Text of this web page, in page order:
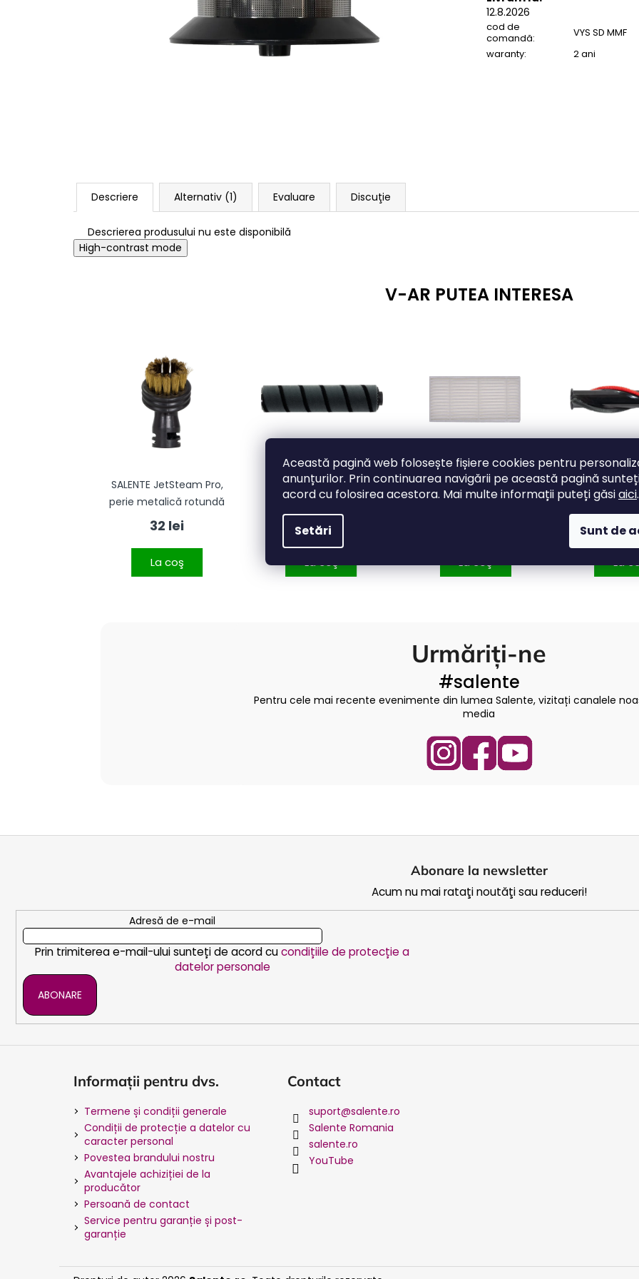
Această pagină web folosește fișiere cookies pentru
anunțurilor. Prin continuarea navigării pe această pagină
acord cu folosirea acestora. Mai multe informații puteți găsiaici.
Setări Sunt de
12.8.2026
cod de
comandă:
VYS SD MMF
waranty: 2 ani
Descriere Alternativ (1) Evaluare Discuţie
Descrierea produsului nu este disponibilă
High-contrast mode
SALENTE JetSteam Pro,
perie metalică rotundă
32 lei
La coş
SALENTE SmartDust,
rolă pentru țesături
41 lei
La coş
SALENTE R2 - filtru HEPA
La coş
SALENTE
accesorii pentru
(role cu
46
La
Urmăriți-ne
#salente
Pentru cele mai recente evenimente din lumea Salente, vizitați canalele
media
Abonare la newsletter
Acum nu mai rataţi noutăţi sau reduceri!
Adresă de e-mail
Prin trimiterea e-mail-ului sunteți de acord cucondițiile de protecție a
datelor personale
ABONARE
Informații pentru dvs.
Termene și condiții generale
Condiții de protecție a datelor cu
caracter personal
Povestea brandului nostru
Avantajele achiziției de la
producător
Persoană de contact
Service pentru garanție și post-
garanție
Contact
suport@salente.ro
Salente Romania
salente.ro
YouTube